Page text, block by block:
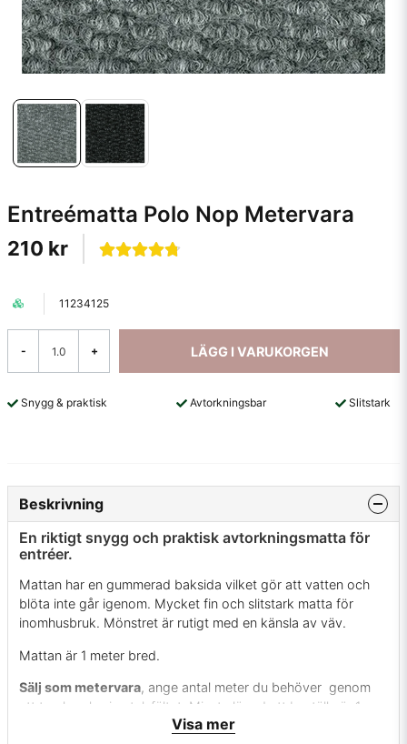
Entreématta Polo Nop Metervara
210 kr
11234125
- + LÄGG I VARUKORGEN
Snygg & praktisk Avtorkningsbar Slitstark
Beskrivning
En riktigt snygg och praktisk avtorkningsmatta för
entréer.
Mattan har en gummerad baksida vilket gör att vatten och
blöta inte går igenom. Mycket fin och slitstark matta för
inomhusbruk. Mönstret är rutigt med en känsla av väv.
Mattan är 1 meter bred.
Sälj som metervara, ange antal meter du behöver genom
att trycka plus i antalsfältet. Minsta längd att beställa är 1 m.
Behöver du mindre kom in till oss i butiken så hjälper vi dig.
Visa mer